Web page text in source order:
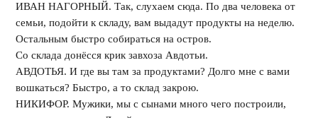
ИВАН НАГОРНЫЙ. Так, слухаем сюда. По два человека от
семьи, подойти к складу, вам выдадут продукты на неделю.
Остальным быстро собираться на остров.
Со склада донёсся крик завхоза Авдотьи.
АВДОТЬЯ. И где вы там за продуктами? Долго мне с вами
вошкаться? Быстро, а то склад закрою.
НИКИФОР. Мужики, мы с сынами много чего построили,